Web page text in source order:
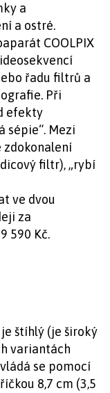
a
a ostré.
COOLPIX
řadu filtrů a
Při
efekty
sépie“. Mezi
filtr), „rybí
ve dvou
za
590 Kč.
štíhlý (je široký
variantách
se pomocí
8,7 cm (3,5